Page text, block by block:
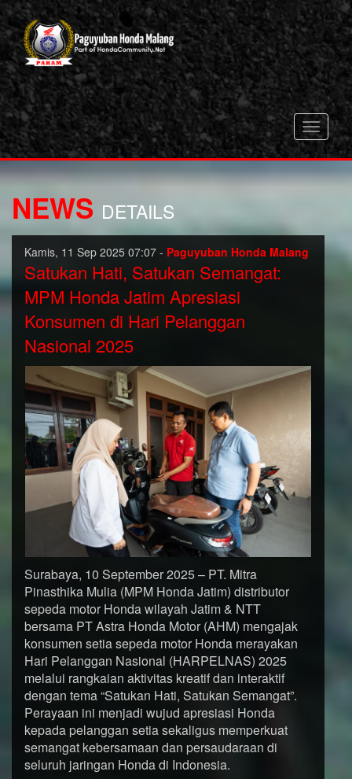
Toggle
NEWS DETAILS
Kamis, 11 Sep 2025 07:07 - Paguyuban Honda Malang
Satukan Hati, Satukan Semangat:
MPM Honda Jatim Apresiasi
Konsumen di Hari Pelanggan
Nasional 2025
Surabaya, 10 September 2025 – PT. Mitra
Pinasthika Mulia (MPM Honda Jatim) distributor
sepeda motor Honda wilayah Jatim & NTT
bersama PT Astra Honda Motor (AHM) mengajak
konsumen setia sepeda motor Honda merayakan
Hari Pelanggan Nasional (HARPELNAS) 2025
melalui rangkaian aktivitas kreatif dan interaktif
dengan tema “Satukan Hati, Satukan Semangat”.
Perayaan ini menjadi wujud apresiasi Honda
kepada pelanggan setia sekaligus memperkuat
semangat kebersamaan dan persaudaraan di
seluruh jaringan Honda di Indonesia.